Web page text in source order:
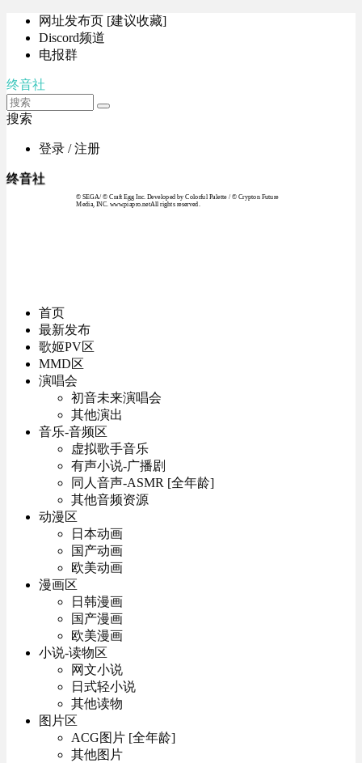
网址发布页 [建议收藏]
Discord频道
电报群
终音社
搜索
登录 / 注册
终音社
© SEGA / © Craft Egg Inc. Developed by Colorful Palette / © Crypton Future
Media, INC. www.piapro.netAll rights reserved.
首页
最新发布
歌姬PV区
MMD区
演唱会
初音未来演唱会
其他演出
音乐-音频区
虚拟歌手音乐
有声小说-广播剧
同人音声-ASMR [全年龄]
其他音频资源
动漫区
日本动画
国产动画
欧美动画
漫画区
日韩漫画
国产漫画
欧美漫画
小说-读物区
网文小说
日式轻小说
其他读物
图片区
ACG图片 [全年龄]
其他图片